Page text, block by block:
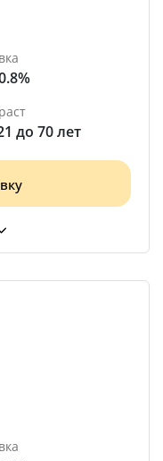
до 70 лет